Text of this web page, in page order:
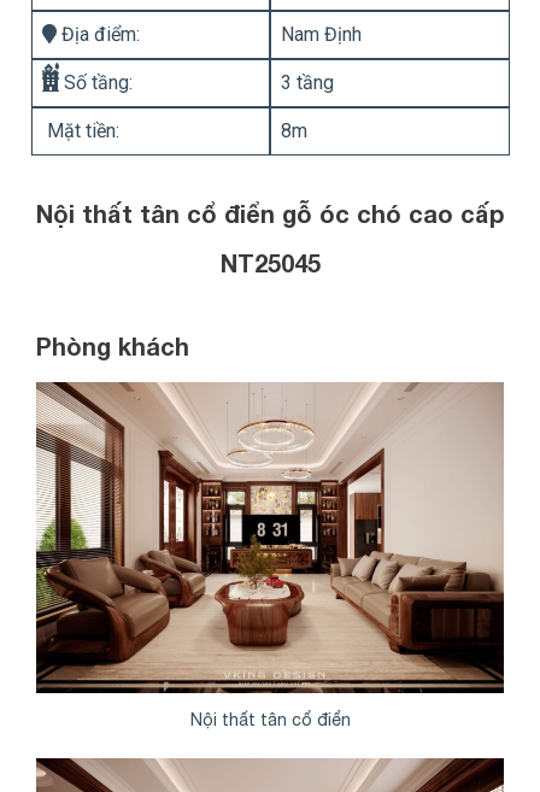
Địa điểm: Nam Định
Số tầng: 3 tầng
Mặt tiền: 8m
Nội thất tân cổ điển gỗ óc chó cao cấp
NT25045
Phòng khách
Nội thất tân cổ điển